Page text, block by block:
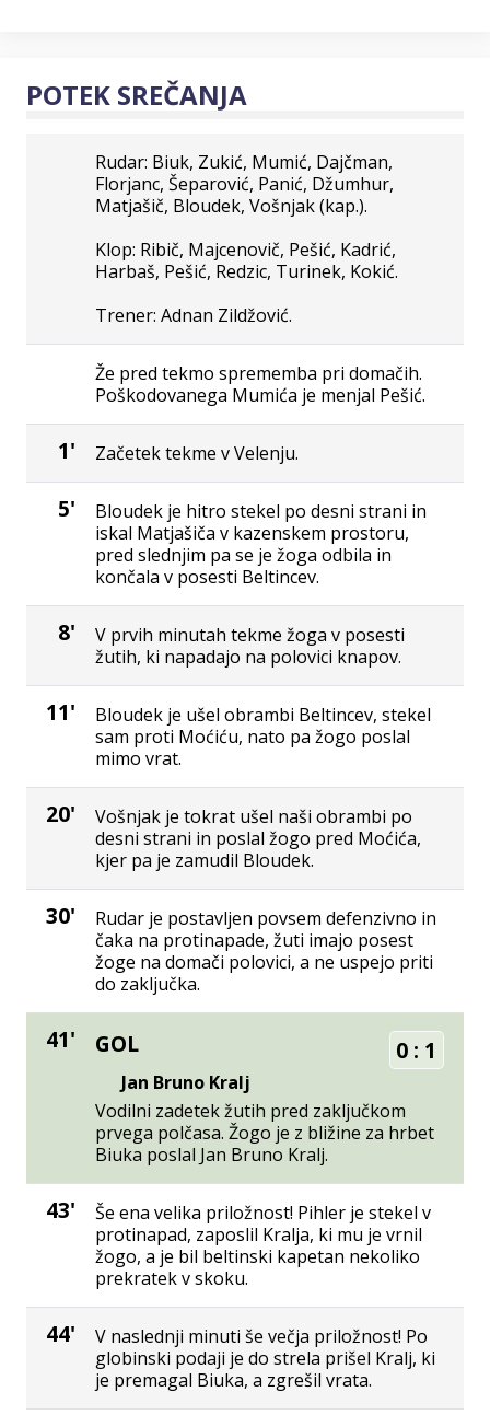
POTEK SREČANJA
Rudar: Biuk, Zukić, Mumić, Dajčman,
Florjanc, Šeparović, Panić, Džumhur,
Matjašič, Bloudek, Vošnjak (kap.).
Klop: Ribič, Majcenovič, Pešić, Kadrić,
Harbaš, Pešić, Redzic, Turinek, Kokić.
Trener: Adnan Zildžović.
Že pred tekmo sprememba pri domačih.
Poškodovanega Mumića je menjal Pešić.
1' Začetek tekme v Velenju.
5'
Bloudek je hitro stekel po desni strani in
iskal Matjašiča v kazenskem prostoru,
pred slednjim pa se je žoga odbila in
končala v posesti Beltincev.
8'
V prvih minutah tekme žoga v posesti
žutih, ki napadajo na polovici knapov.
11'
Bloudek je ušel obrambi Beltincev, stekel
sam proti Moćiću, nato pa žogo poslal
mimo vrat.
20'
Vošnjak je tokrat ušel naši obrambi po
desni strani in poslal žogo pred Moćića,
kjer pa je zamudil Bloudek.
30'
Rudar je postavljen povsem defenzivno in
čaka na protinapade, žuti imajo posest
žoge na domači polovici, a ne uspejo priti
do zaključka.
41' GOL 0 : 1
Jan Bruno Kralj
Vodilni zadetek žutih pred zaključkom
prvega polčasa. Žogo je z bližine za hrbet
Biuka poslal Jan Bruno Kralj.
43'
Še ena velika priložnost! Pihler je stekel v
protinapad, zaposlil Kralja, ki mu je vrnil
žogo, a je bil beltinski kapetan nekoliko
prekratek v skoku.
44'
V naslednji minuti še večja priložnost! Po
globinski podaji je do strela prišel Kralj, ki
je premagal Biuka, a zgrešil vrata.